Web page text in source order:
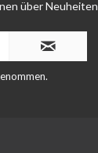
über Neuheiten